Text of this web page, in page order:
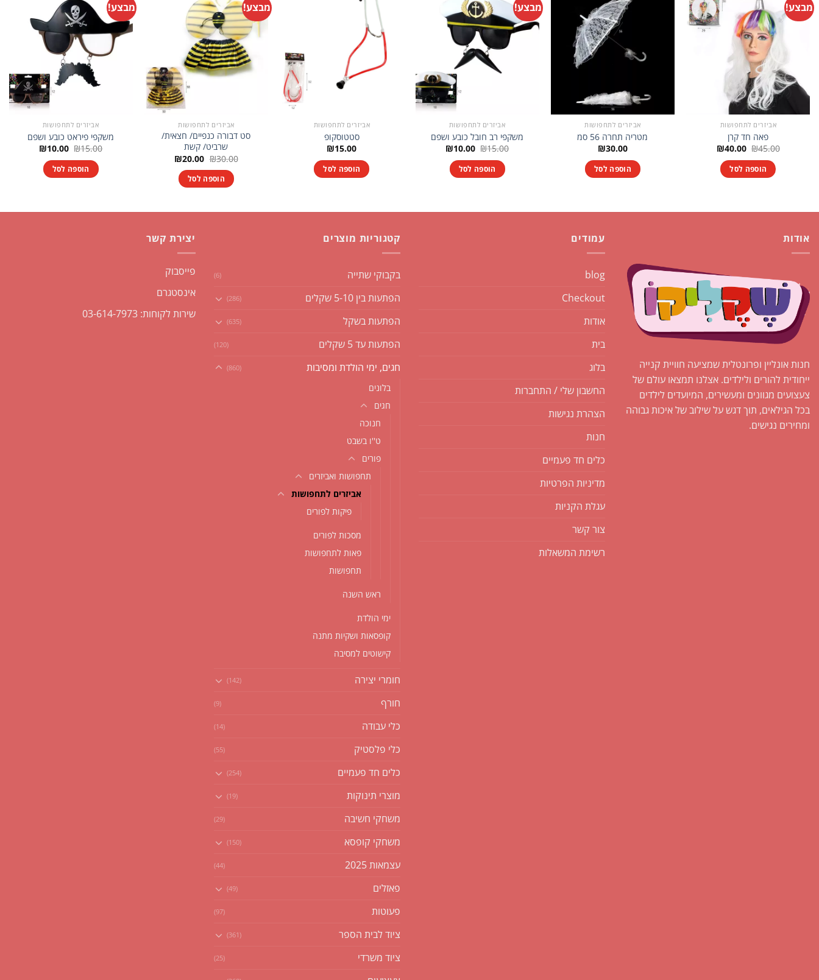
מבצע!
אביזרים לתחפושות
פאה חד קרן
₪45.00 המחיר
היה:
₪45.00.
₪40.00
הוספה לסל
אביזרים לתחפושות
מטריה תחרה 56 סמ
₪30.00
הוספה לסל
מבצע!
אביזרים לתחפושות
משקפי רב חובל כובע ושפם
₪15.00 המחיר
היה:
₪15.00.
₪10.00 המחיר
הוספה לסל
אביזרים לתחפושות
סטטוסקופ
₪15.00
הוספה לסל
מבצע!
אביזרים לתחפושות
סט דבורה כנפיים/ חצאית/
שרביט/ קשת
₪30.00 המחיר
היה:
₪30.00.
₪20.00 המחיר
הוספה לסל
מבצע!
אביזרים לתחפושות
משקפי פיראט כובע ושפם
₪15.00 המחיר
היה:
₪15.00.
₪10.00 המחיר
הוספה לסל
אודות
חנות אונליין ופרונטלית שמציעה חוויית קנייה
ייחודית להורים ולילדים. אצלנו תמצאו עולם של
צעצועים מגוונים ומעשירים, המיועדים לילדים
בכל הגילאים, תוך דגש על שילוב של איכות גבוהה
ומחירים נגישים.
עמודים
blog
Checkout
אודות
בית
בלוג
החשבון שלי / התחברות
הצהרת נגישות
חנות
כלים חד פעמיים
מדיניות הפרטיות
עגלת הקניות
צור קשר
רשימת המשאלות
קטגוריות מוצרים
בקבוקי שתייה (6)
הפתעות בין 5-10 שקלים (286)
הפתעות בשקל (635)
הפתעות עד 5 שקלים (120)
חגים, ימי הולדת ומסיבות (860)
בלונים
חגים
חנוכה
ט''ו בשבט
פורים
תחפושות ואביזרים
אביזרים לתחפושות
פיקות לפורים
מסכות לפורים
פאות לתחפושות
תחפושות
ראש השנה
ימי הולדת
קופסאות ושקיות מתנה
קישוטים למסיבה
חומרי יצירה (142)
חורף (9)
כלי עבודה (14)
כלי פלסטיק (55)
כלים חד פעמיים (254)
מוצרי תינוקות (19)
משחקי חשיבה (29)
משחקי קופסא (150)
עצמאות 2025 (44)
פאזלים (49)
פעוטות (97)
ציוד לבית הספר (361)
ציוד משרדי (25)
יצירת קשר
פייסבוק
אינסטגרם
שירות לקוחות: 03-614-7973